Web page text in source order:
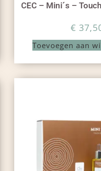
CEC – Mini´s –
€
Toevoegen aan